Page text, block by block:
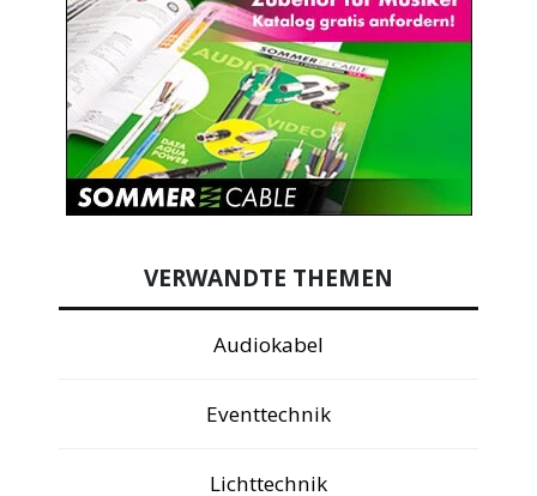
VERWANDTE THEMEN
Audiokabel
Eventtechnik
Lichttechnik